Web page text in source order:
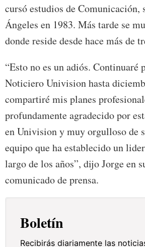
cursó estudios de Comunicación,
Ángeles en 1983. Más tarde se
donde reside desde hace más de
“Esto no es un adiós. Continuaré
Noticiero Univision hasta
compartiré mis planes
profundamente agradecido por
en Univision y muy orgulloso de
equipo que ha establecido un
largo de los años”, dijo Jorge en
comunicado de prensa.
Boletín
Recibirás diariamente las